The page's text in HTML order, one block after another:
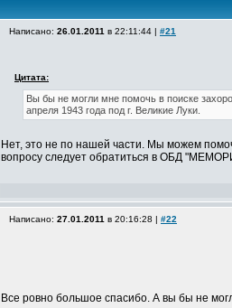
Написано: 26.01.2011 в 22:11:44 | #21
Цитата:
Вы бы не могли мне помочь в поиске
апреля 1943 года под г. Великие Луки.
Нет, это не по нашей части. Мы можем
вопросу следует обратиться в ОБД
Написано: 27.01.2011 в 20:16:28 | #22
Все ровно большое спасибо. А вы бы не